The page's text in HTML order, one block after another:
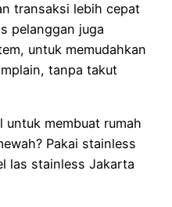
transaksi lebih cepat
pelanggan juga
untuk memudahkan
tanpa takut
membuat rumah
Pakai stainless
las stainless Jakarta